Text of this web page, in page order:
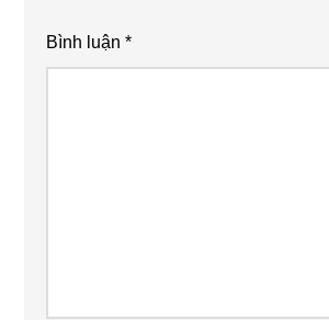
Bình luận*